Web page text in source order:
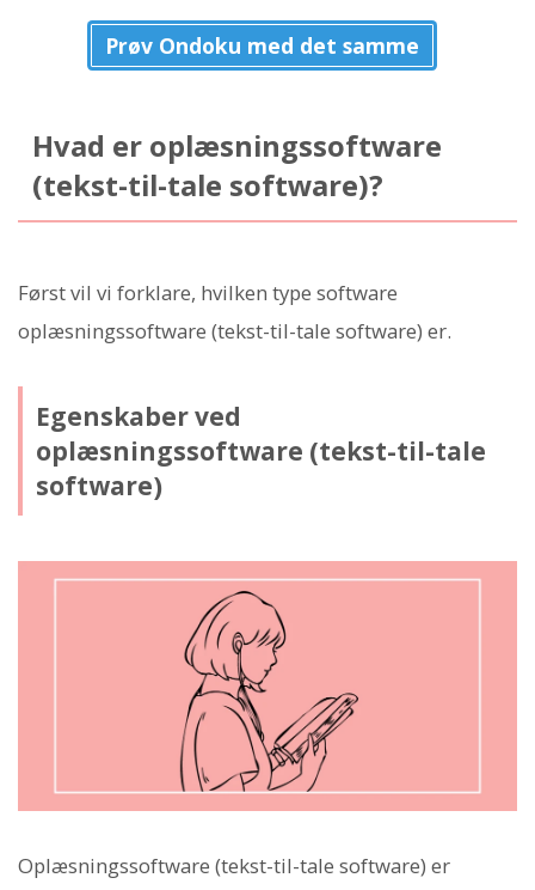
Prøv Ondoku med det samme
Hvad er oplæsningssoftware
(tekst-til-tale software)?
Først vil vi forklare, hvilken type software
oplæsningssoftware (tekst-til-tale software) er.
Egenskaber ved
oplæsningssoftware (tekst-til-tale
software)
Oplæsningssoftware (tekst-til-tale software) er